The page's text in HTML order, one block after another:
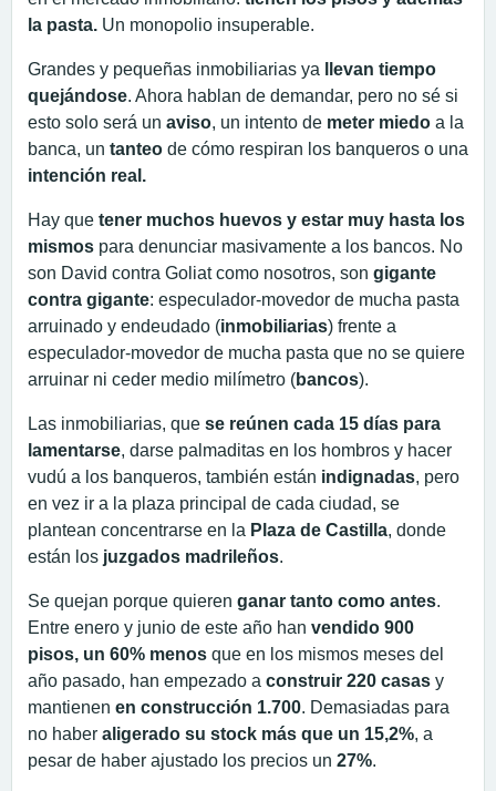
la pasta. Un monopolio insuperable.
Grandes y pequeñas inmobiliarias ya
llevan tiempo
quejándose. Ahora hablan de demandar, pero no sé si
esto solo será un aviso, un intento de meter miedo a la
banca, un tanteo de cómo respiran los banqueros o una
intención real.
Hay que tener muchos huevos y estar muy hasta los
mismos para denunciar masivamente a los bancos. No
son David contra Goliat como nosotros, son gigante
contra gigante: especulador-movedor de mucha pasta
arruinado y endeudado (inmobiliarias) frente a
especulador-movedor de mucha pasta que no se quiere
arruinar ni ceder medio milímetro (bancos).
Las inmobiliarias, que se reúnen cada 15 días para
lamentarse, darse palmaditas en los hombros y hacer
vudú a los banqueros, también están indignadas, pero
en vez ir a la plaza principal de cada ciudad, se
plantean concentrarse en la Plaza de Castilla, donde
están los juzgados madrileños.
Se quejan porque quieren ganar tanto como antes.
Entre enero y junio de este año han vendido 900
pisos, un 60% menos que en los mismos meses del
año pasado, han empezado a construir 220 casas y
mantienen en construcción 1.700. Demasiadas para
no haber aligerado su stock más que un 15,2%, a
pesar de haber ajustado los precios un 27%.